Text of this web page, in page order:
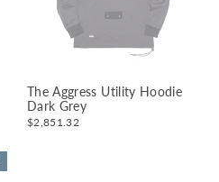
The Aggress Utility Hoodie
Dark Grey
$2,851.32